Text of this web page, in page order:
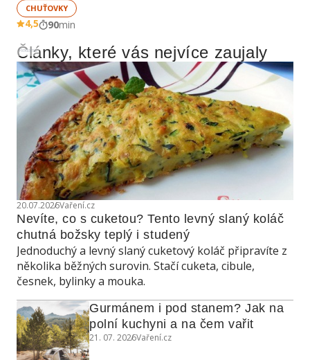
CHUŤOVKY
4,5 90min
Reklama
Články, které vás nejvíce zaujaly
20.07.2026Vaření.cz
Nevíte, co s cuketou? Tento levný slaný koláč
chutná božsky teplý i studený
Jednoduchý a levný slaný cuketový koláč připravíte z
několika běžných surovin. Stačí cuketa, cibule,
česnek, bylinky a mouka.
Gurmánem i pod stanem? Jak na
polní kuchyni a na čem vařit
21. 07. 2026Vaření.cz